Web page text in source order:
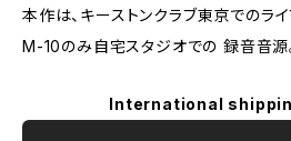
本作は、キーストンクラブ東京でのラ
M-10のみ自宅スタジオでの 録音音源
International